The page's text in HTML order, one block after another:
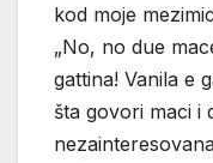
kod moje
„No, no due
gattina! Vanila e
šta govori maci i